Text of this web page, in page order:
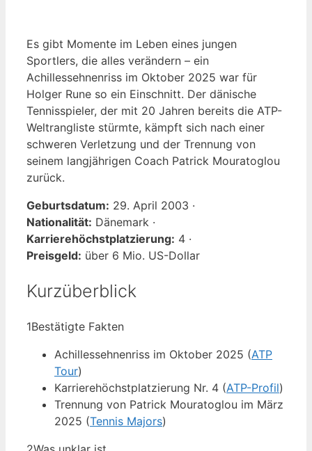
Es gibt Momente im Leben eines jungen
Sportlers, die alles verändern – ein
Achillessehnenriss im Oktober 2025 war für
Holger Rune so ein Einschnitt. Der dänische
Tennisspieler, der mit 20 Jahren bereits die ATP-
Weltrangliste stürmte, kämpft sich nach einer
schweren Verletzung und der Trennung von
seinem langjährigen Coach Patrick Mouratoglou
zurück.
Geburtsdatum: 29. April 2003 ·
Nationalität: Dänemark ·
Karrierehöchstplatzierung: 4 ·
Preisgeld: über 6 Mio. US-Dollar
Kurzüberblick
1Bestätigte Fakten
Achillessehnenriss im Oktober 2025 (ATP
Tour)
Karrierehöchstplatzierung Nr. 4 (ATP-Profil)
Trennung von Patrick Mouratoglou im März
2025 (Tennis Majors)